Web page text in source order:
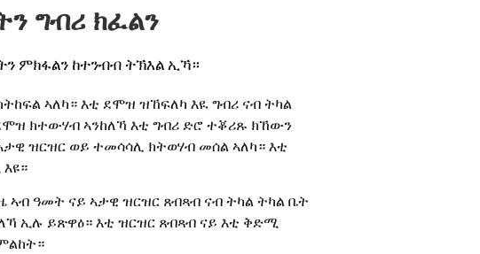
ግብሪ ክፈልን
ምክፋልን ከተንብብ ትኽእል ኢኻ።
ኣለካ። እቲ ደሞዝ ዝኸፍለካ እዪ ግብሪ ናብ ትካል
ክተውሃብ ኣንከለኻ እቲ ግብሪ ድሮ ተቖሪጹ ክኸውን
ዝርዝር ወይ ተመሳሳሊ ክትወሃብ መሰል ኣለካ። እቲ
ዓመት ናይ ኣታዊ ዝርዝር ጸብጻብ ናብ ትካል ትካል ቤት
ኢሉ ይጽዋዕ። እቲ ዝርዝር ጸብጻብ ናይ እቲ ቅድሚ